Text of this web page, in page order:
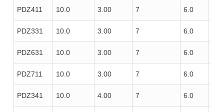
PDZ411 10.0 3.00 7 6.0
PDZ331 10.0 3.00 7 6.0
PDZ631 10.0 3.00 7 6.0
PDZ711 10.0 3.00 7 6.0
PDZ341 10.0 4.00 7 6.0